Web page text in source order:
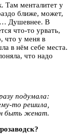
Там менталитет у
ближе, может,
Душевнее. В
что-то урвать,
что у меня в
в нём себе места.
что надо
подумала:
то решила,
быть женат.